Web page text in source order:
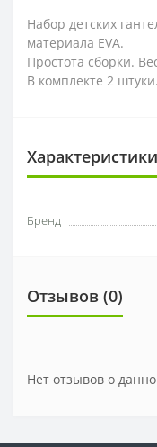
Набор детских
материала EVA.
Простота сборки.
В комплекте 2 штуки.
Характеристики
Бренд
Отзывов (0)
Нет отзывов о